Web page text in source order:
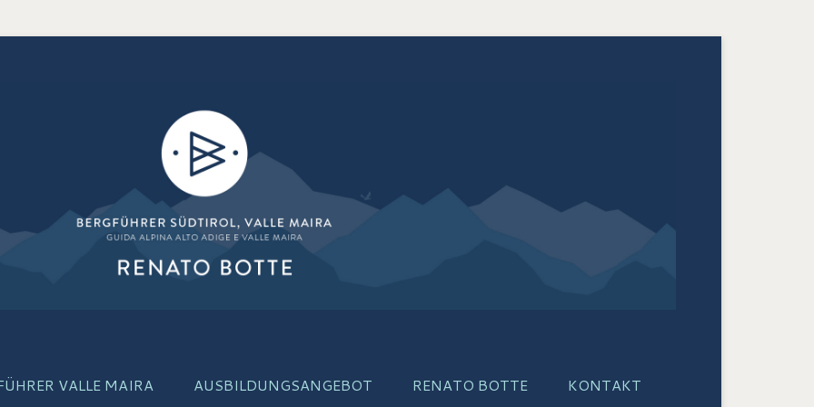
VALLE MAIRA AUSBILDUNGSANGEBOT RENATO BOTTE
KONTAKT